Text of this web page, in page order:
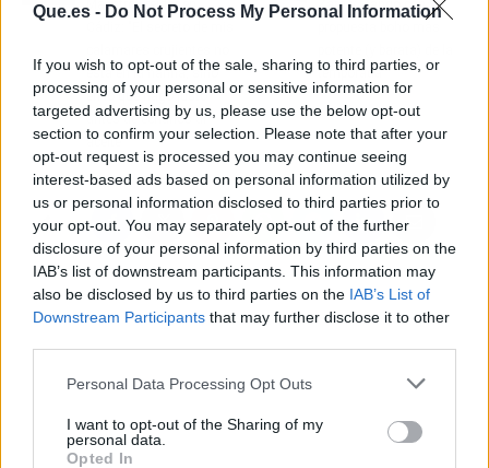
Que.es - Do Not Process My Personal Information
If you wish to opt-out of the sale, sharing to third parties, or
processing of your personal or sensitive information for
targeted advertising by us, please use the below opt-out
section to confirm your selection. Please note that after your
opt-out request is processed you may continue seeing
interest-based ads based on personal information utilized by
us or personal information disclosed to third parties prior to
your opt-out. You may separately opt-out of the further
disclosure of your personal information by third parties on the
IAB’s list of downstream participants. This information may
also be disclosed by us to third parties on the IAB’s List of
Downstream Participants that may further disclose it to other
Personal Data Processing Opt Outs
I want to opt-out of the Sharing of my
personal data.
Opted In
Maestro Freidor en
está en la harina, sino
en lo que hago justo
antes de echarlos al
aceite"
Zara y Mango con su
temporada